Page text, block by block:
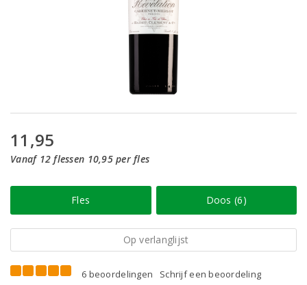
11,95
Vanaf 12 flessen 10,95 per fles
Fles Doos (6)
Op verlanglijst
6 beoordelingen
Schrijf een beoordeling